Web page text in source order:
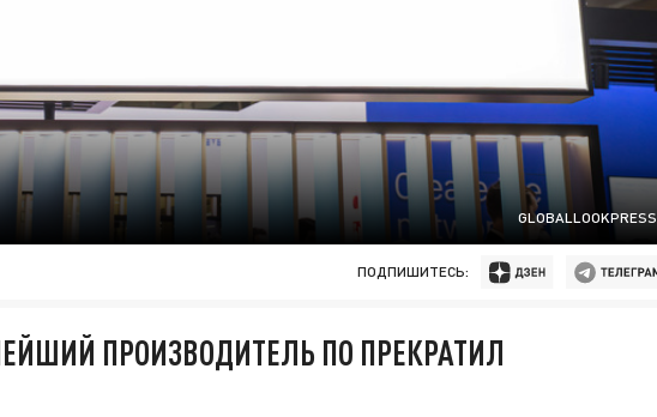
GLOBALLOOKPRESS
ПОДПИШИТЕСЬ:
ПРОИЗВОДИТЕЛЬ ПО ПРЕКРАТИЛ